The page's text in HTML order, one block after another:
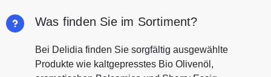
Was finden Sie im Sortiment?
Bei Delidia finden Sie sorgfältig ausgewählte
Produkte wie kaltgepresstes Bio Olivenöl,